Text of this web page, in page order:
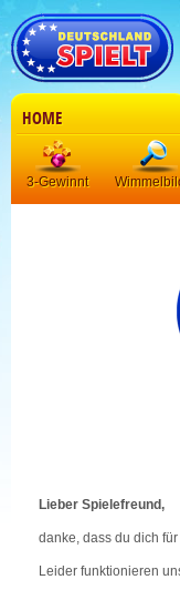
HOME
3-Gewinnt
Lieber Spielefreund,
danke, dass du dich
Leider funktionieren